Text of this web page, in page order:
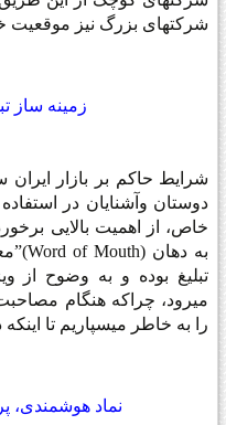
شرکتهای بزرگ نیز موقعیت
زمینه ساز
شرایط حاکم بر بازار
دوستان وآشنایان در
خاص، از اهمیت بالایی
به دهان ”(Word of Mouth)
تبلیغ بوده و به وضوح از
میرود، چراکه هنگام مصاحبت
را به خاطر میسپاریم تا
نماد هوشمندی،